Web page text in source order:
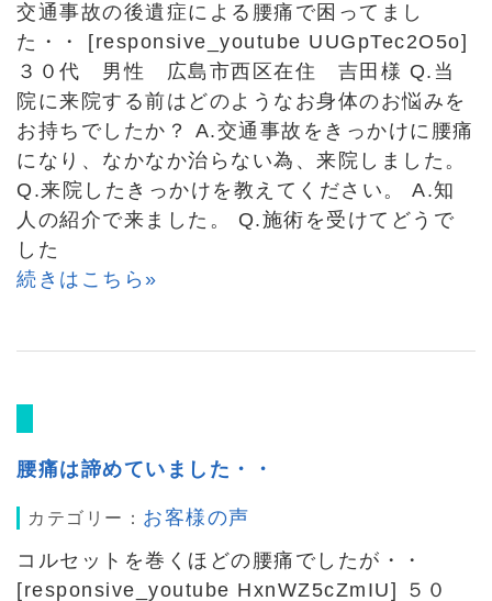
交通事故の後遺症による腰痛で困ってまし
た・・ [responsive_youtube UUGpTec2O5o]
３０代 男性 広島市西区在住 吉田様 Q.当
院に来院する前はどのようなお身体のお悩みを
お持ちでしたか？ A.交通事故をきっかけに腰痛
になり、なかなか治らない為、来院しました。
Q.来院したきっかけを教えてください。 A.知
人の紹介で来ました。 Q.施術を受けてどうで
した
続きはこちら»
腰痛は諦めていました・・
カテゴリー： お客様の声
コルセットを巻くほどの腰痛でしたが・・
[responsive_youtube HxnWZ5cZmIU] ５０